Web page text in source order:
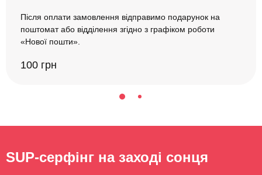
Після оплати замовлення відправимо подарунок на
поштомат або відділення згідно з графіком роботи
«Нової пошти».
100 грн
SUP-серфінг на заході сонця